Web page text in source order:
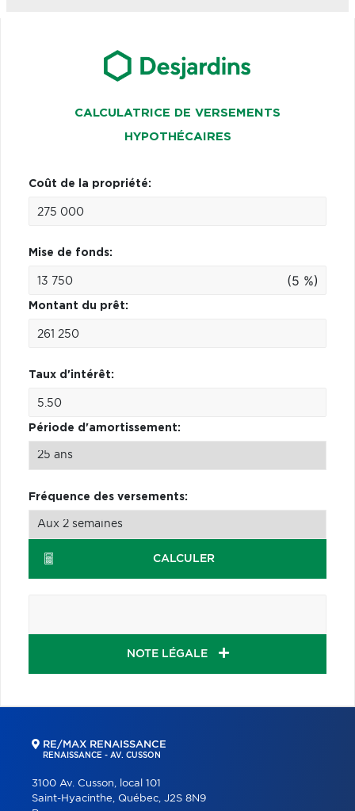
CALCULATRICE DE VERSEMENTS
HYPOTHÉCAIRES
Coût de la propriété:
Mise de fonds:
(5 %)
Montant du prêt:
Taux d'intérêt:
Période d'amortissement:
Fréquence des versements:
CALCULER
NOTE LÉGALE
RE/MAX RENAISSANCE
RENAISSANCE - AV. CUSSON
3100 Av. Cusson, local 101
Saint-Hyacinthe, Québec, J2S 8N9